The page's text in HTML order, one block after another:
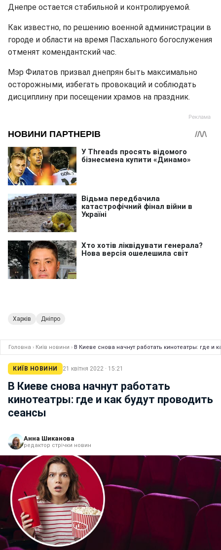
Днепре остается стабильной и контролируемой.
Как известно, по решению военной администрации в
городе и области на время Пасхального богослужения
отменят комендантский час.
Мэр Филатов призвал днепрян быть максимально
осторожными, избегать провокаций и соблюдать
дисциплину при посещении храмов на праздник.
Харків Дніпро
Головна › Київ новини › В Киеве снова начнут работать кинотеатры: где и
КИЇВ НОВИНИ 21 квітня 2022 · 15:21
В Киеве снова начнут работать
кинотеатры: где и как будут проводить
сеансы
Анна Шиканова
редактор стрічки новин